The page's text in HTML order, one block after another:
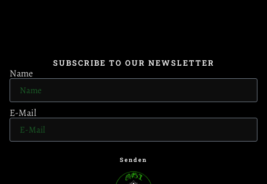
SUBSCRIBE TO OUR NEWSLETTER
Name
E-Mail
Senden